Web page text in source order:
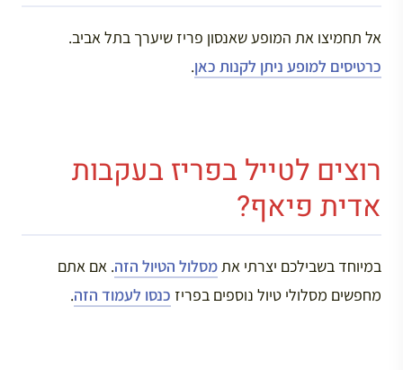
אל תחמיצו את המופע שאנסון פריז שיערך בתל אביב.
כרטיסים למופע ניתן לקנות כאן.
רוצים לטייל בפריז בעקבות
אדית פיאף?
במיוחד בשבילכם יצרתי אתמסלול הטיול הזה. אם אתם
מחפשים מסלולי טיול נוספים בפריז כנסו לעמוד הזה.